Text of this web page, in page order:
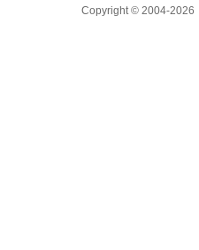
Copyright © 2004-2026